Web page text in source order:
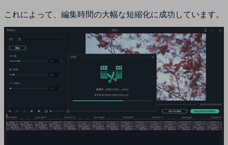
これによって、編集時間の大幅な短縮化に成功しています。